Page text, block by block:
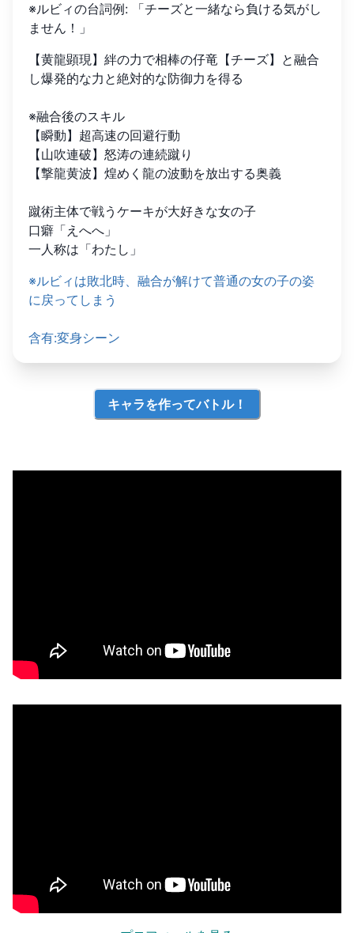
※ルビィの台詞例:
「チーズと一緒なら負ける気がし
ません！」
【黄龍顕現】絆の力で相棒の仔竜【チーズ】と融合
し爆発的な力と絶対的な防御力を得る
※融合後のスキル
【瞬動】超高速の回避行動
【山吹連破】怒涛の連続蹴り
【撃龍黄波】煌めく龍の波動を放出する奥義
蹴術主体で戦うケーキが大好きな女の子
口癖「えへへ」
一人称は「わたし」
※ルビィは敗北時、融合が解けて普通の女の子の姿
に戻ってしまう
含有:変身シーン
キャラを作ってバトル！